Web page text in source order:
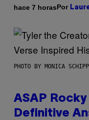
hace 7 horasPor
PHOTO BY MONICA
ASAP
Definitive